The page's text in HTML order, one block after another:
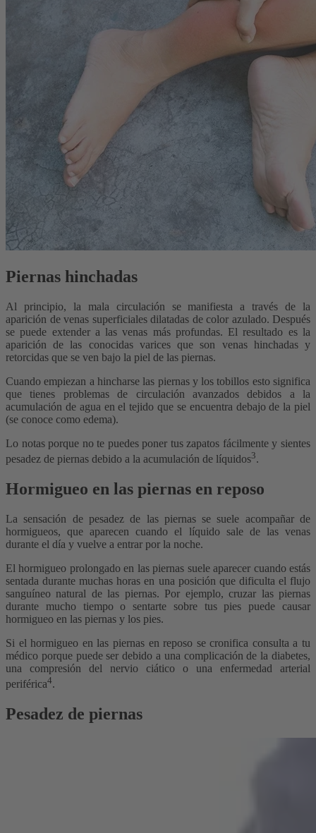
Piernas hinchadas
Al principio, la mala circulación se manifiesta a través de la
aparición de venas superficiales dilatadas de color azulado. Después
se puede extender a las venas más profundas. El resultado es la
aparición de las conocidas varices que son venas hinchadas y
retorcidas que se ven bajo la piel de las piernas.
Cuando empiezan a hincharse las piernas y los tobillos esto significa
que tienes problemas de circulación avanzados debidos a la
acumulación de agua en el tejido que se encuentra debajo de la piel
(se conoce como edema).
Lo notas porque no te puedes poner tus zapatos fácilmente y sientes
pesadez de piernas debido a la acumulación de líquidos3.
Hormigueo en las piernas en reposo
La sensación de pesadez de las piernas se suele acompañar de
hormigueos, que aparecen cuando el líquido sale de las venas
durante el día y vuelve a entrar por la noche.
El hormigueo prolongado en las piernas suele aparecer cuando estás
sentada durante muchas horas en una posición que dificulta el flujo
sanguíneo natural de las piernas. Por ejemplo, cruzar las piernas
durante mucho tiempo o sentarte sobre tus pies puede causar
hormigueo en las piernas y los pies.
Si el hormigueo en las piernas en reposo se cronifica consulta a tu
médico porque puede ser debido a una complicación de la diabetes,
una compresión del nervio ciático o una enfermedad arterial
periférica4.
Pesadez de piernas